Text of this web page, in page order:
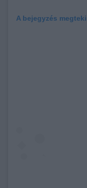
A bejegyzés